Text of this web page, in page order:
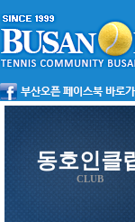
동호인클
CLUB